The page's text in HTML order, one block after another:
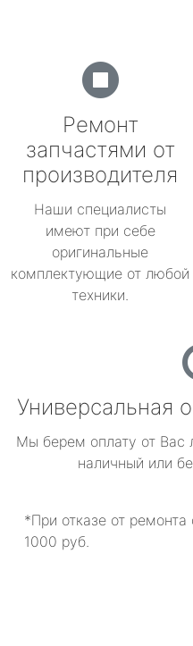
Ремонт
запчастями от
производителя
Наши специалисты
имеют при себе
оригинальные
комплектующие от любой
техники.
Универсальная
Мы берем оплату от Вас
наличный или
*При отказе от ремонта
1000 руб.